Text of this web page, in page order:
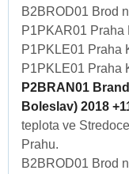
B2BROD01 Brod
P1PKAR01 Praha
P1PKLE01 Praha
P1PKLE01 Praha
P2BRAN01
Boleslav) 2018
teplota ve
Prahu.
B2BROD01 Brod